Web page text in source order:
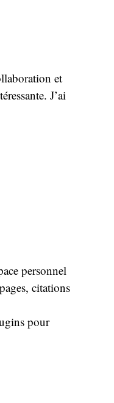
et
J’ai
personnel
citations
pour